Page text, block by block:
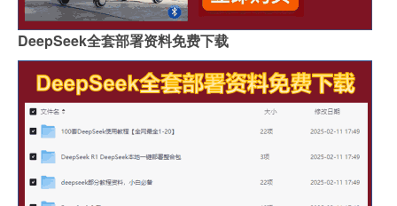
DeepSeek全套部署资料免费下载